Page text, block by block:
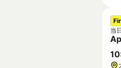
当
10